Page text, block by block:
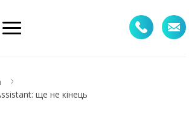
ще не кінець